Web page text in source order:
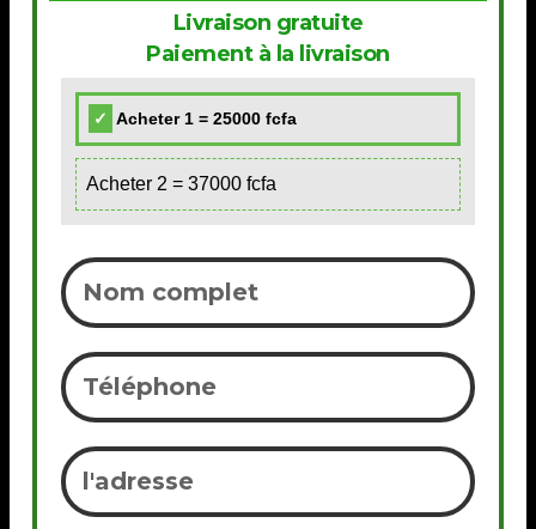
Livraison gratuite
Paiement à la livraison
Acheter 1 = 25000 fcfa
Acheter 2 = 37000 fcfa